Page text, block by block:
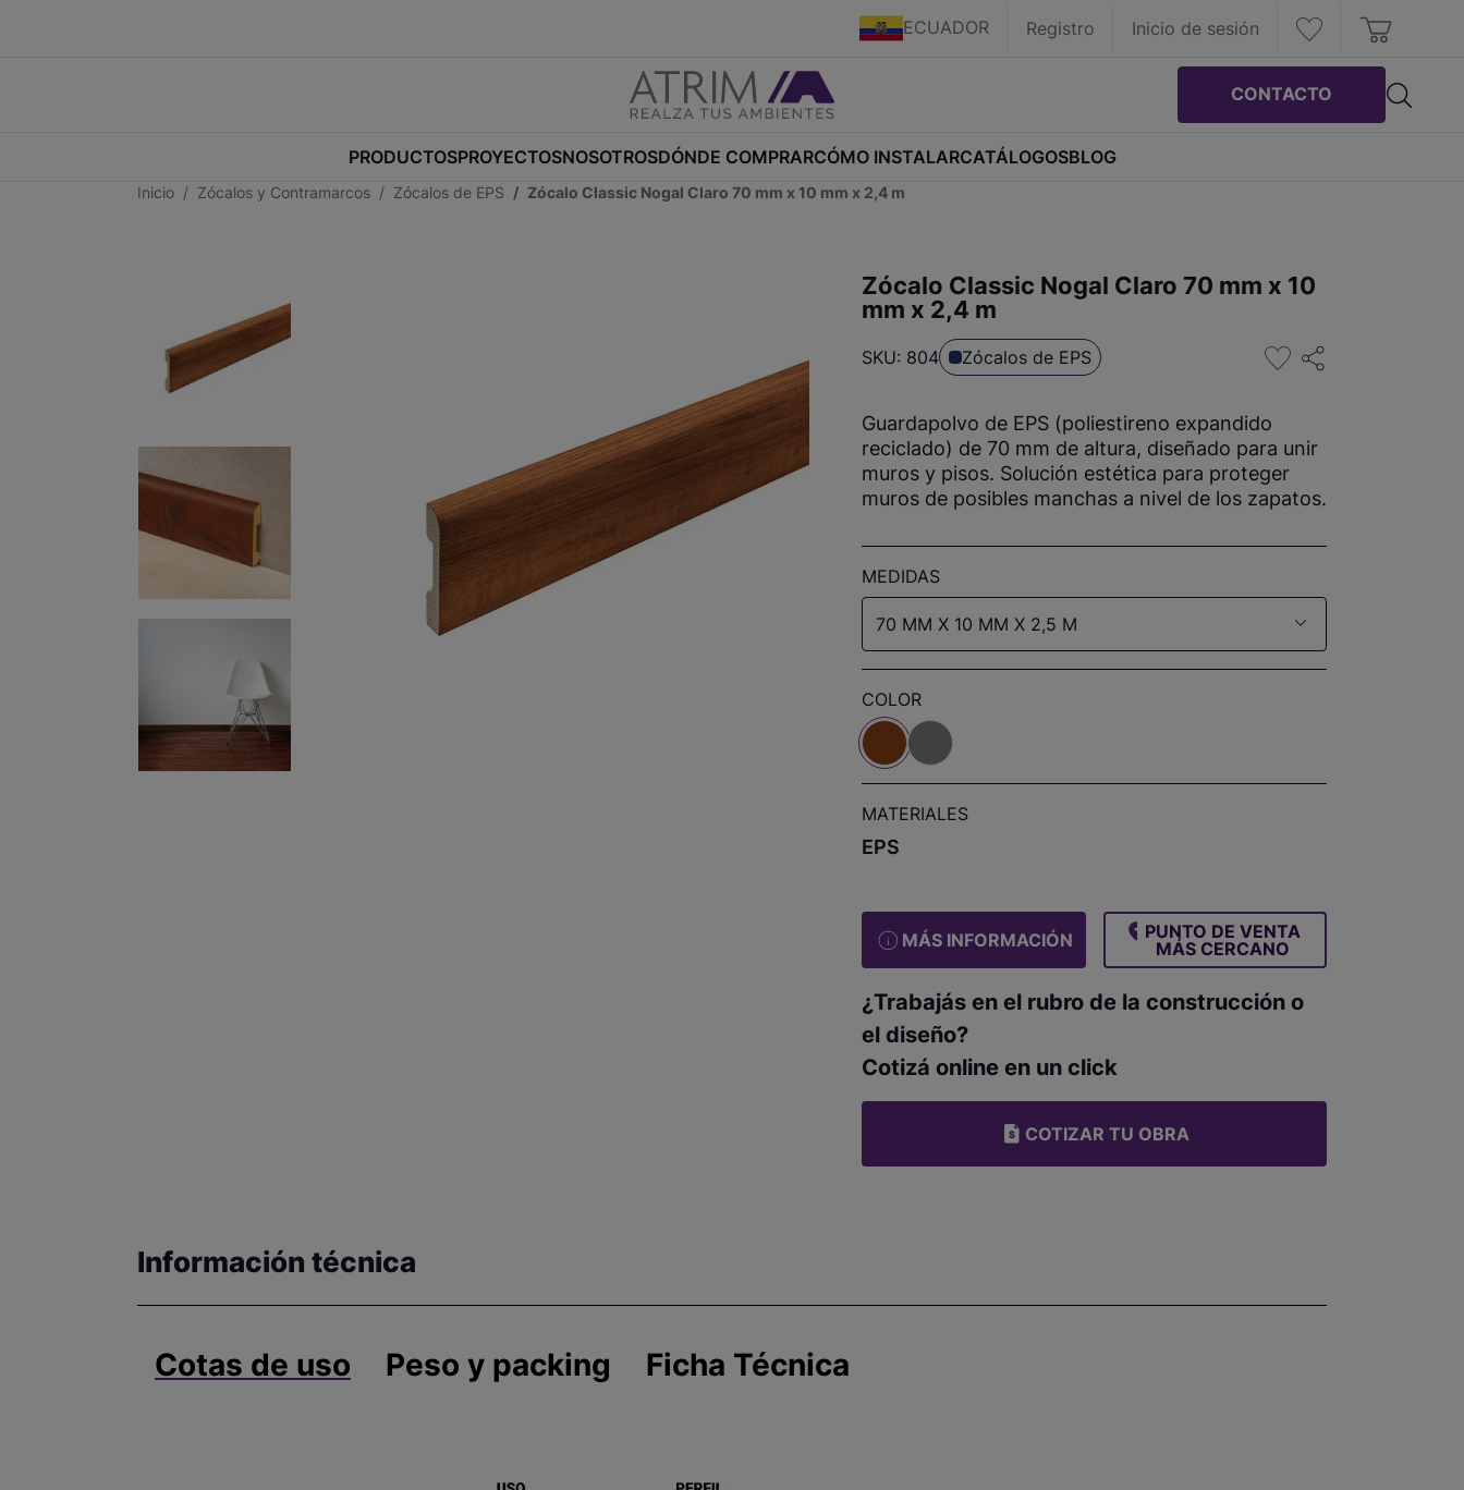
ECUADOR Registro Inicio de sesión
CONTACTO
PRODUCTOSPROYECTOSNOSOTROSDÓNDE COMPRARCÓMO INSTALARCATÁLOGOSBLOG
Inicio Zócalos y Contramarcos Zócalos de EPS Zócalo Classic Nogal Claro 70 mm x 10 mm x 2,4 m
Zócalo Classic Nogal Claro 70 mm x 10
mm x 2,4 m
SKU: 804 Zócalos de EPS
Guardapolvo de EPS (poliestireno expandido
reciclado) de 70 mm de altura, diseñado para unir
muros y pisos. Solución estética para proteger
muros de posibles manchas a nivel de los zapatos.
MEDIDAS
70 MM X 10 MM X 2,5 M
COLOR
MATERIALES
EPS
MÁS INFORMACIÓN
PUNTO DE VENTA
MÁS CERCANO
¿Trabajás en el rubro de la construcción o
el diseño?
Cotizá online en un click
COTIZAR TU OBRA
Información técnica
Cotas de uso Peso y packing Ficha Técnica